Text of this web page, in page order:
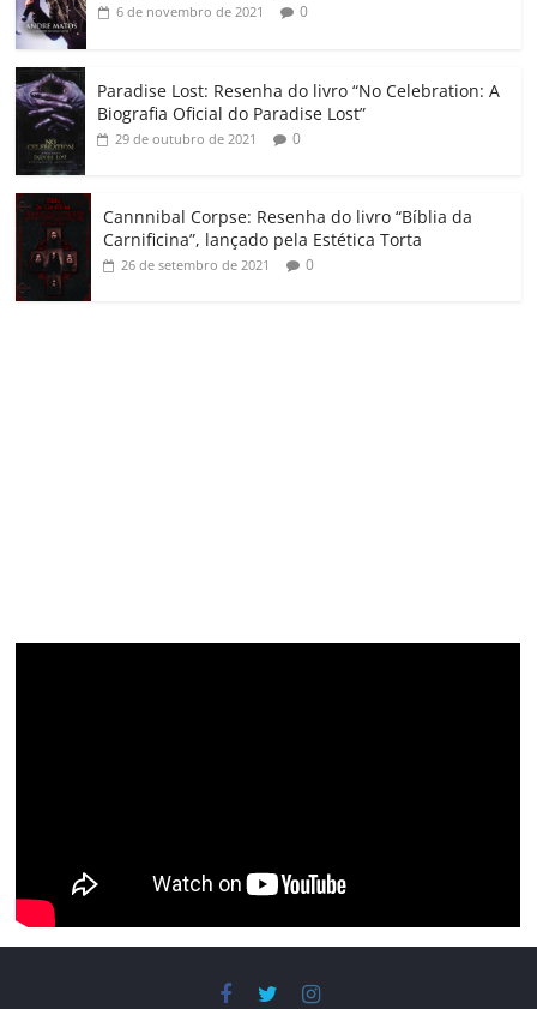
6 de novembro de 2021 0
Paradise Lost: Resenha do livro “No Celebration: A
Biografia Oficial do Paradise Lost”
29 de outubro de 2021 0
Cannnibal Corpse: Resenha do livro “Bíblia da
Carnificina”, lançado pela Estética Torta
26 de setembro de 2021 0